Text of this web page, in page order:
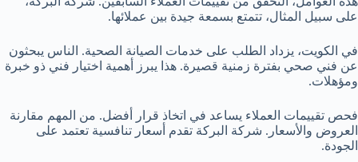
على سبيل المثال، تتمتع بسمعة جيدة بين عملائها.
في الكويت، يزداد الطلب على خدمات الصيانة الصحية. الناس يبحثون
عن فني صحي بفترة زمنية قصيرة. هذا يبرز أهمية اختيار فني ذو خبرة
ومؤهلات.
فحص تقييمات العملاء يساعد في اتخاذ قرار أفضل. من المهم مقارنة
العروض والأسعار. شركة البركة تقدم أسعار تنافسية تعتمد على
الجودة.